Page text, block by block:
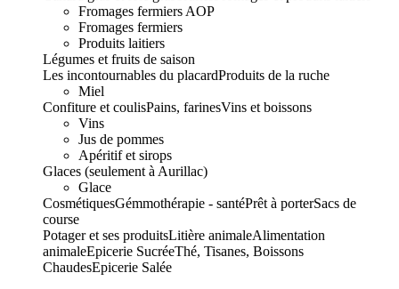
Fromages fermiers AOP
Fromages fermiers
Produits laitiers
Légumes et fruits de saison
Les incontournables du placardProduits de la ruche
Miel
Confiture et coulisPains, farinesVins et boissons
Vins
Jus de pommes
Apéritif et sirops
Glaces (seulement à Aurillac)
Glace
CosmétiquesGémmothérapie - santéPrêt à porterSacs de
course
Potager et ses produitsLitière animaleAlimentation
animaleEpicerie SucréeThé, Tisanes, Boissons
ChaudesEpicerie Salée